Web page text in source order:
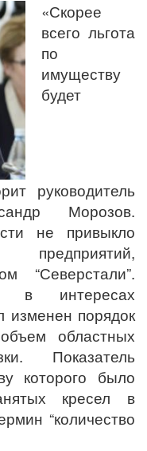
«Скорее
всего льгота
по
имуществу
будет
руководитель
Морозов.
не привыкло
предприятий,
“Северстали”.
в интересах
изменен порядок
областных
Показатель
которого было
кресел в
“количество